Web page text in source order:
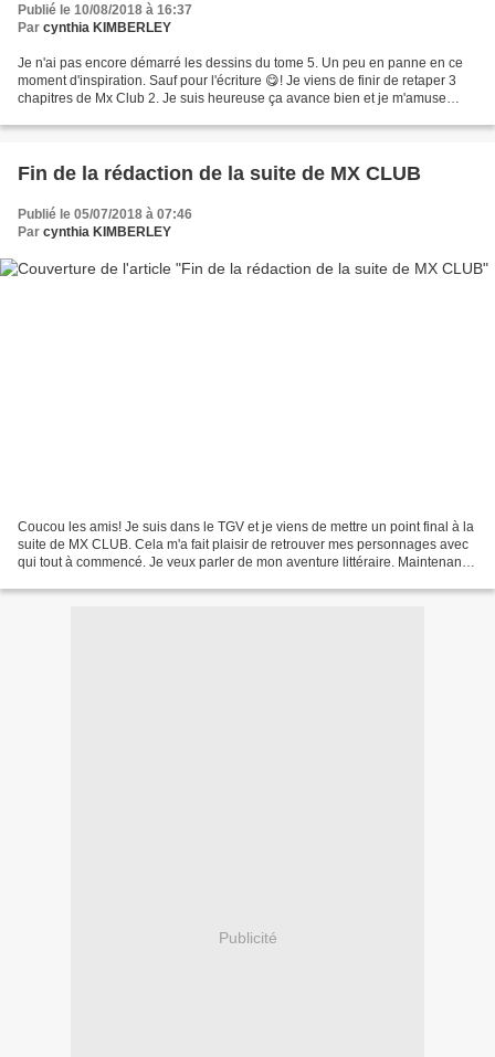
Publié le 10/08/2018 à 16:37
Par cynthia KIMBERLEY
Je n'ai pas encore démarré les dessins du tome 5. Un peu en panne en ce
moment d'inspiration. Sauf pour l'écriture 😋! Je viens de finir de retaper 3
chapitres de Mx Club 2. Je suis heureuse ça avance bien et je m'amuse
Fin de la rédaction de la suite de MX CLUB
Publié le 05/07/2018 à 07:46
Par cynthia KIMBERLEY
Coucou les amis! Je suis dans le TGV et je viens de mettre un point final à la
suite de MX CLUB. Cela m'a fait plaisir de retrouver mes personnages avec
qui tout à commencé. Je veux parler de mon aventure littéraire. Maintenant,
Publicité